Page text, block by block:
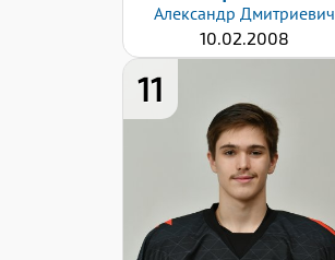
Александр Дмитриевич
10.02.2008
11 Рост:
178
Вес:
72
Хват клюшки:
Левый